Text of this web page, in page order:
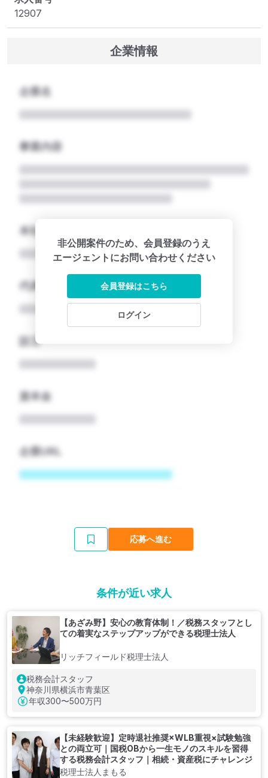
12907
企業情報
企業名
事業内容
本社所在地名
代表者
設立
資本金
企業URL
非公開案件のため、会員登録のうえ
エージェントにお問い合わせください
会員登録はこちら
ログイン
応募へ進む
条件が近い求人
【あざみ野】安心の教育体制！／税務スタッフとし
ての着実なステップアップができる税理士法人
リッチフィールド税理士法人
税務会計スタッフ
神奈川県横浜市青葉区
年収300〜500万円
【未経験歓迎】定時退社推奨×WLB重視×試験勉強
との両立可｜国税OBから一生モノのスキルを習得
する税務会計スタッフ｜相続・資産税にチャレンジ
税理士法人まもる